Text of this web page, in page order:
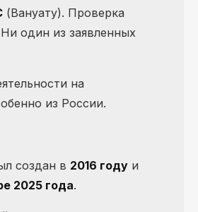
(Вануату). Проверка
один из заявленных
на
из России.
создан в 2016 году и
2025 года.